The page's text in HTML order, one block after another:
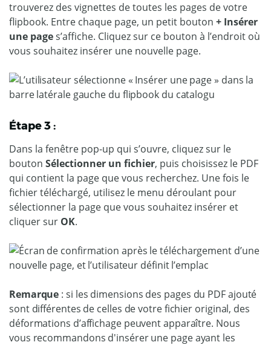
trouverez des vignettes de toutes les pages de votre
flipbook. Entre chaque page, un petit bouton + Insérer
une pages’affiche. Cliquez sur ce bouton à l’endroit où
vous souhaitez insérer une nouvelle page.
Étape 3 :
Dans la fenêtre pop-up qui s’ouvre, cliquez sur le
bouton Sélectionner un fichier, puis choisissez le PDF
qui contient la page que vous recherchez. Une fois le
fichier téléchargé, utilisez le menu déroulant pour
sélectionner la page que vous souhaitez insérer et
cliquer sur OK.
Remarque : si les dimensions des pages du PDF ajouté
sont différentes de celles de votre fichier original, des
déformations d’affichage peuvent apparaître. Nous
vous recommandons d'insérer une page ayant les